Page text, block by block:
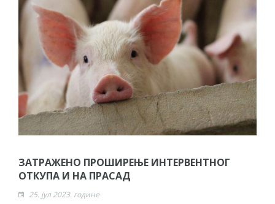
ЗАТРАЖЕНО ПРОШИРЕЊЕ ИНТЕРВЕНТНОГ
ОТКУПА И НА ПРАСАД
25. јул 2023. године